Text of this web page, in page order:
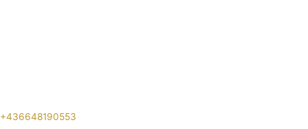
+436648190553